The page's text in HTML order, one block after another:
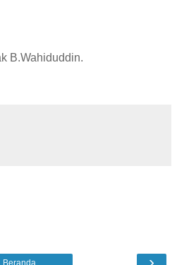
B.Wahiduddin.
Beranda